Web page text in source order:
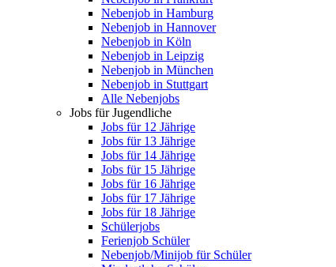
Nebenjob in Hamburg
Nebenjob in Hannover
Nebenjob in Köln
Nebenjob in Leipzig
Nebenjob in München
Nebenjob in Stuttgart
Alle Nebenjobs
Jobs für Jugendliche
Jobs für 12 Jährige
Jobs für 13 Jährige
Jobs für 14 Jährige
Jobs für 15 Jährige
Jobs für 16 Jährige
Jobs für 17 Jährige
Jobs für 18 Jährige
Schülerjobs
Ferienjob Schüler
Nebenjob/Minijob für Schüler